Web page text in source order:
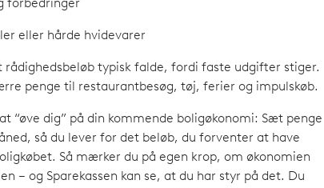
forbedringer
eller hårde hvidevarer
rådighedsbeløb typisk falde, fordi faste udgifter stiger.
penge til restaurantbesøg, tøj, ferier og impulskøb.
“øve dig” på din kommende boligøkonomi: Sæt penge
så du lever for det beløb, du forventer at have
Så mærker du på egen krop, om økonomien
– og Sparekassen kan se, at du har styr på det. Du